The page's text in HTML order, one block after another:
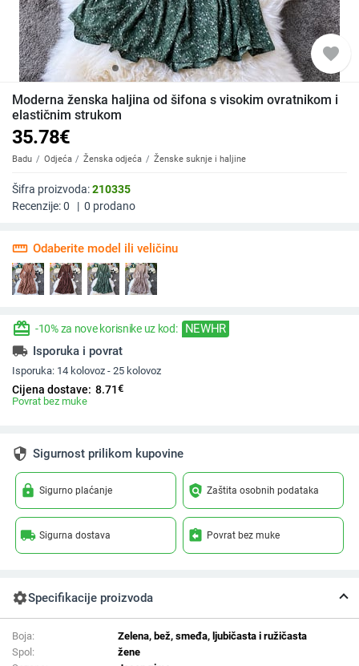
favorite
Moderna ženska haljina od šifona s visokim ovratnikom i
elastičnim strukom
35.78€
Badu Odjeća Ženska odjeća Ženske suknje i haljine
Šifra proizvoda:210335
Recenzije:0 | 0 prodano
straighten Odaberite model ili veličinu
redeem -10% za nove korisnike uz kod: NEWHR
local_shipping Isporuka i povrat
Isporuka: 14 kolovoz - 25 kolovoz
Cijena dostave: 8.71€
Povrat bez muke
security Sigurnost prilikom kupovine
lock Sigurno plaćanje policy Zaštita osobnih podataka
local_shipping Sigurna dostava assignment_return Povrat bez muke
settingsSpecifikacije proizvoda
Boja:
Zelena, bež, smeđa, ljubičasta i ružičasta
Spol:
žene